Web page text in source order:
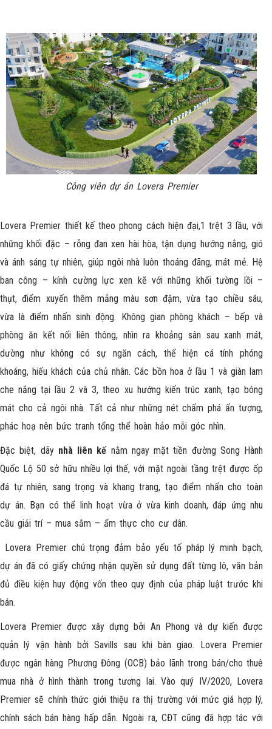
Công viên dự án Lovera Premier
Lovera Premier thiết kế theo phong cách hiện đại,1 trệt 3 lầu, với
những khối đặc – rỗng đan xen hài hòa, tận dụng hướng nắng, gió
và ánh sáng tự nhiên, giúp ngôi nhà luôn thoáng đãng, mát mẻ. Hệ
ban công – kính cường lực xen kẽ với những khối tường lồi –
thụt, điểm xuyến thêm mảng màu sơn đậm, vừa tạo chiều sâu,
vừa là điểm nhấn sinh động. Không gian phòng khách – bếp và
phòng ăn kết nối liên thông, nhìn ra khoảng sân sau xanh mát,
dường như không có sự ngăn cách, thể hiện cá tính phóng
khoáng, hiếu khách của chủ nhân. Các bồn hoa ở lầu 1 và giàn lam
che nắng tại lầu 2 và 3, theo xu hướng kiến trúc xanh, tạo bóng
mát cho cả ngôi nhà. Tất cả như những nét chấm phá ấn tượng,
phác hoạ nên bức tranh tổng thể hoàn hảo mỗi góc nhìn.
Đặc biệt, dãy nhà liên kếnằm ngay mặt tiền đường Song Hành
Quốc Lộ 50 sở hữu nhiều lợi thế, với mặt ngoài tầng trệt được ốp
đá tự nhiên, sang trọng và khang trang, tạo điểm nhấn cho toàn
dự án. Bạn có thể linh hoạt vừa ở vừa kinh doanh, đáp ứng nhu
cầu giải trí – mua sắm – ẩm thực cho cư dân.
Lovera Premier chú trọng đảm bảo yếu tố pháp lý minh bạch,
dự án đã có giấy chứng nhận quyền sử dụng đất từng lô, văn bản
đủ điều kiện huy động vốn theo quy định của pháp luật trước khi
bán.
Lovera Premier được xây dựng bởi An Phong và dự kiến được
quản lý vận hành bởi Savills sau khi bàn giao. Lovera Premier
được ngân hàng Phương Đông (OCB) bảo lãnh trong bán/cho thuê
mua nhà ở hình thành trong tương lai. Vào quý IV/2020, Lovera
Premier sẽ chính thức giới thiệu ra thị trường với mức giá hợp lý,
chính sách bán hàng hấp dẫn. Ngoài ra, CĐT cũng đã hợp tác với